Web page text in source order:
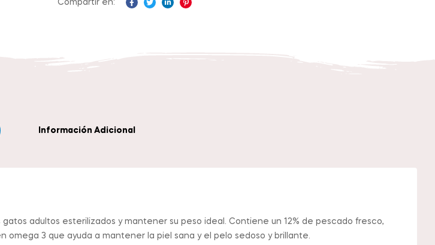
Compartir en:
Información Adicional
adultos esterilizados y mantener su peso ideal. Contiene un 12% de pescado fresco,
3 que ayuda a mantener la piel sana y el pelo sedoso y brillante.